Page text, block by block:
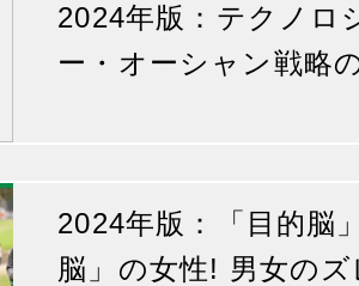
2024年版：テクノロ
ー・オーシャン戦略
2024年版：「目的脳
脳」の女性! 男女の